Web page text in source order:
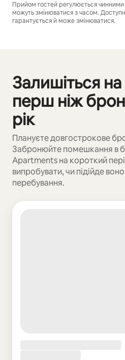
Прийом гостей регулюється
можуть змінюватися з часом.
гарантується й може змінюватися.
Залишіться на
перш ніж
рік
Плануєте довгострокове
Забронюйте помешкання в
Apartments на короткий
випробувати, чи підійде
перебування.
Відображаються 0 з 0